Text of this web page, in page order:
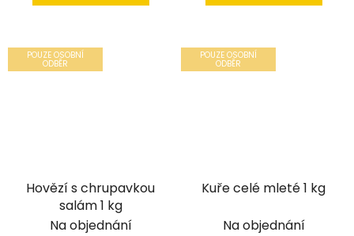
POUZE OSOBNÍ
ODBĚR
Hovězí s chrupavkou
salám 1 kg
Na objednání
POUZE OSOBNÍ
ODBĚR
Kuře celé mleté 1 kg
Na objednání